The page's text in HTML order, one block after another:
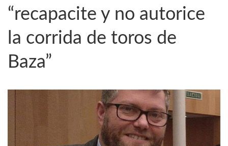
“recapacite y no autorice
la corrida de toros de
Baza”